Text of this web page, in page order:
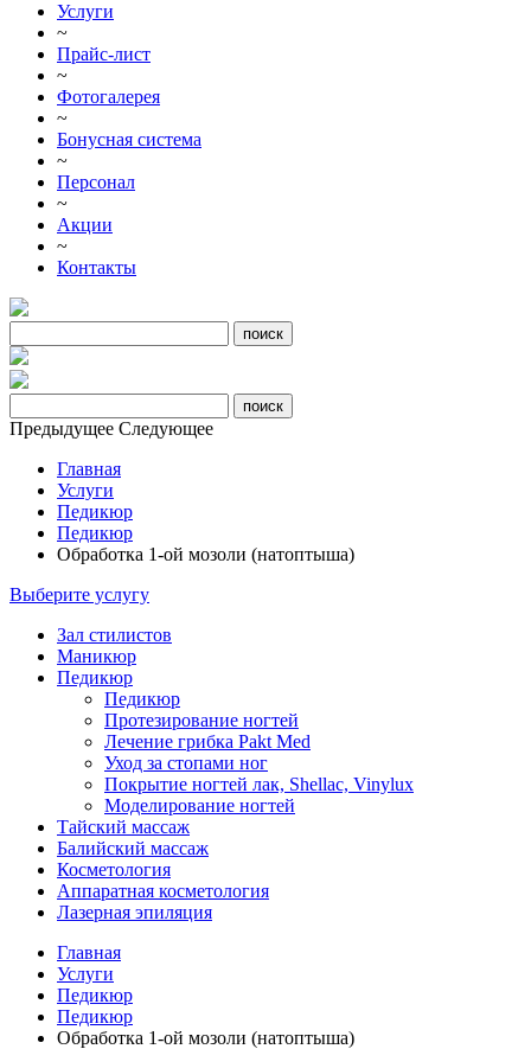
Услуги
~
Прайс-лист
~
Фотогалерея
~
Бонусная система
~
Персонал
~
Акции
~
Контакты
Предыдущее Следующее
Главная
Услуги
Педикюр
Педикюр
Обработка 1-ой мозоли (натоптыша)
Выберите услугу
Зал стилистов
Маникюр
Педикюр
Педикюр
Протезирование ногтей
Лечение грибка Pakt Med
Уход за стопами ног
Покрытие ногтей лак, Shellac, Vinylux
Моделирование ногтей
Тайский массаж
Балийский массаж
Косметология
Аппаратная косметология
Лазерная эпиляция
Главная
Услуги
Педикюр
Педикюр
Обработка 1-ой мозоли (натоптыша)